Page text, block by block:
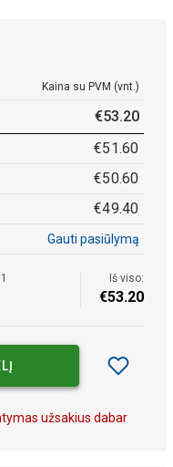
Kaina su PVM (vnt.)
€53.20
€51.60
€50.60
€49.40
Gauti pasiūlymą
Iš viso:
€53.20
užsakius dabar